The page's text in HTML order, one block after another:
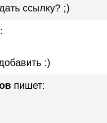
ссылку? ;)
:)
пишет: